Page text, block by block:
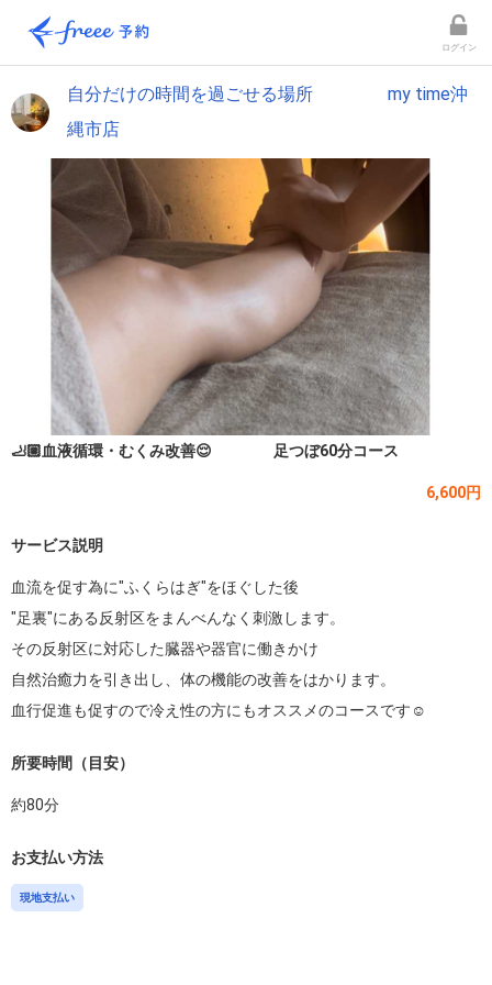
ログイン
自分だけの時間を過ごせる場所 my time沖
縄市店
🦶🏼血液循環・むくみ改善😌 足つぼ60分コース
6,600円
サービス説明
血流を促す為に"ふくらはぎ"をほぐした後
"足裏"にある反射区をまんべんなく刺激します。
その反射区に対応した臓器や器官に働きかけ
自然治癒力を引き出し、体の機能の改善をはかります。
血行促進も促すので冷え性の方にもオススメのコースです☺️
所要時間（目安）
約80分
お支払い方法
現地支払い